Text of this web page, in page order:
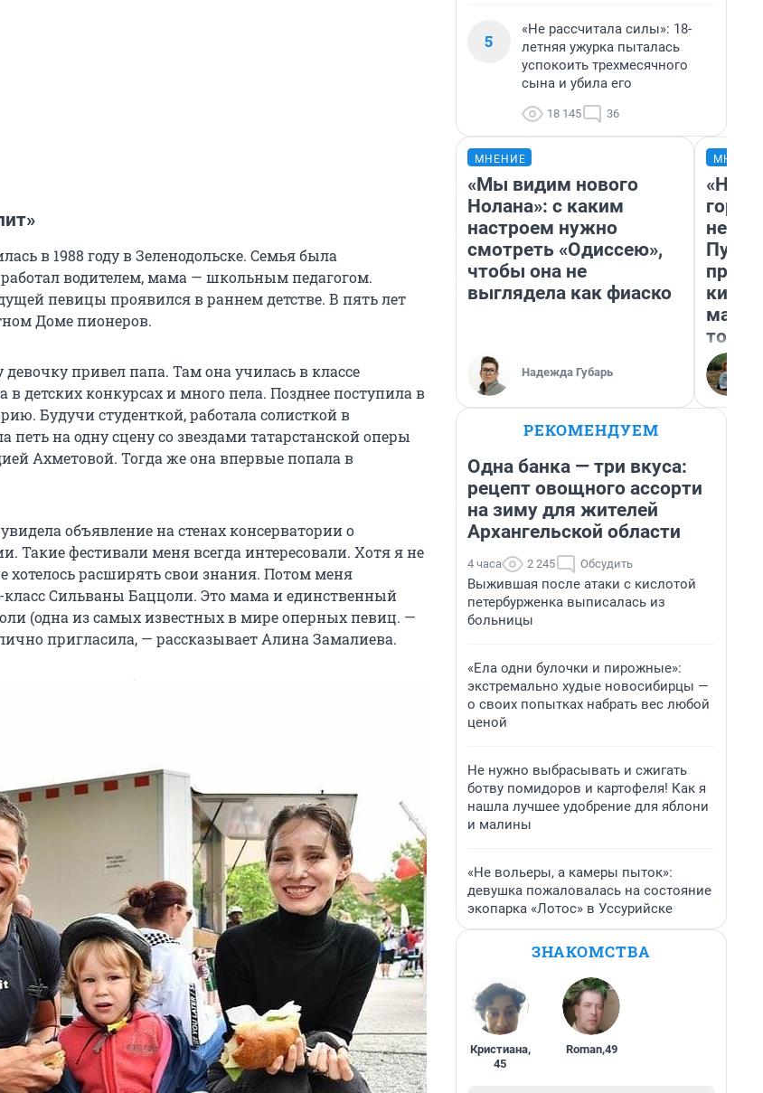
в 1988 году в Зеленодольске. Семья была
водителем, мама — школьным педагогом.
певицы проявился в раннем детстве. В пять лет
Доме пионеров.
привел папа. Там она училась в классе
в детских конкурсах и много пела. Позднее поступила в
Будучи студенткой, работала солисткой в
на одну сцену со звездами татарстанской оперы
Ахметовой. Тогда же она впервые попала в
объявление на стенах консерватории о
Такие фестивали меня всегда интересовали. Хотя я не
хотелось расширять свои знания. Потом меня
класс Сильваны Баццоли. Это мама и единственный
(одна из самых известных в мире оперных певиц. —
пригласила, — рассказывает Алина Замалиева.
5
«Не рассчитала силы»: 18-
летняя ужурка пыталась
успокоить трехмесячного
сына и убила его
18 145 36
МНЕНИЕ
«Мы видим нового
Нолана»: с каким
настроем нужно
смотреть «Одиссею»,
чтобы она не
выглядела как фиаско
Надежда Губарь
«Нет
того
РЕКОМЕНДУЕМ
Одна банка — три вкуса:
рецепт овощного ассорти
на зиму для жителей
Архангельской области
4 часа 2 245 Обсудить
Выжившая после атаки с кислотой
петербурженка выписалась из
больницы
«Ела одни булочки и пирожные»:
экстремально худые новосибирцы —
о своих попытках набрать вес любой
ценой
Не нужно выбрасывать и сжигать
ботву помидоров и картофеля! Как я
нашла лучшее удобрение для яблони
и малины
«Не вольеры, а камеры пыток»:
девушка пожаловалась на состояние
экопарка «Лотос» в Уссурийске
ЗНАКОМСТВА
Кристиана,
45
Roman,49